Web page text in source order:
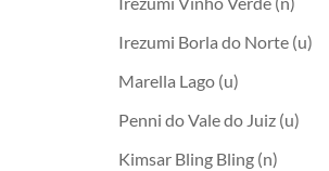
Irezumi Borla do Norte (u)
Marella Lago (u)
Penni do Vale do Juiz (u)
Kimsar Bling Bling (n)